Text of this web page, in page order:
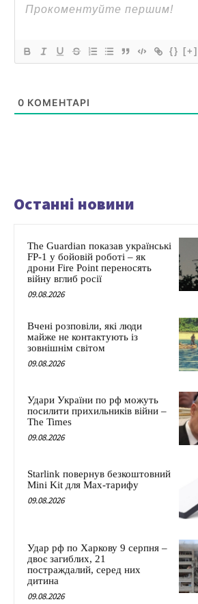
{} [+]
0 КОМЕНТАРІ
Останні новини
The Guardian показав українські
FP-1 у бойовій роботі – як
дрони Fire Point переносять
війну вглиб росії
09.08.2026
Вчені розповіли, які люди
майже не контактують із
зовнішнім світом
09.08.2026
Удари України по рф можуть
посилити прихильників війни –
The Times
09.08.2026
Starlink повернув безкоштовний
Mini Kit для Max-тарифу
09.08.2026
Удар рф по Харкову 9 серпня –
двоє загиблих, 21
постраждалий, серед них
дитина
09.08.2026